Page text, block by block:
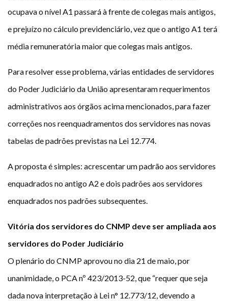
ocupava o nível A1 passará à frente de colegas mais antigos,
e prejuízo no cálculo previdenciário, vez que o antigo A1 terá
média remuneratória maior que colegas mais antigos.
Para resolver esse problema, várias entidades de servidores
do Poder Judiciário da União apresentaram requerimentos
administrativos aos órgãos acima mencionados, para fazer
correções nos reenquadramentos dos servidores nas novas
tabelas de padrões previstas na Lei 12.774.
A proposta é simples: acrescentar um padrão aos servidores
enquadrados no antigo A2 e dois padrões aos servidores
enquadrados nos padrões subsequentes.
Vitória dos servidores do CNMP deve ser ampliada aos
servidores do Poder Judiciário
O plenário do CNMP aprovou no dia 21 de maio, por
unanimidade, o PCA nº 423/2013-52, que “requer que seja
dada nova interpretação à Lei n° 12.773/12, devendo a